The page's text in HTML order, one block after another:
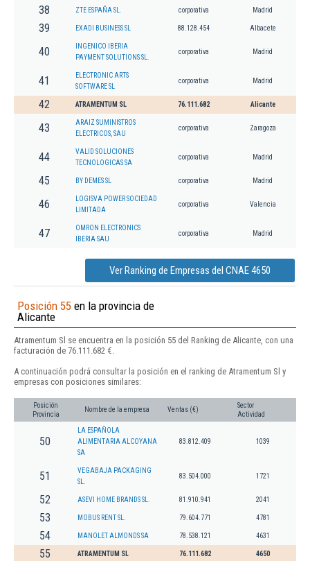
38 ZTE ESPAÑA SL. corporativa Madrid
39 EXADI BUSINESS SL 88.128.454 Albacete
40
INGENICO IBERIA
PAYMENT SOLUTIONS SL.
corporativa Madrid
41
ELECTRONIC ARTS
SOFTWARE SL
corporativa Madrid
42 ATRAMENTUM SL 76.111.682 Alicante
43
ARAIZ SUMINISTROS
ELECTRICOS, SAU
corporativa Zaragoza
44
VALID SOLUCIONES
TECNOLOGICAS SA
corporativa Madrid
45 BY DEMES SL corporativa Madrid
46
LOGISVA POWER SOCIEDAD
LIMITADA
corporativa Valencia
47
OMRON ELECTRONICS
IBERIA SAU
corporativa Madrid
Ver Ranking de Empresas del CNAE 4650
Posición 55 en la provincia de
Alicante
Atramentum Sl se encuentra en la posición 55 del Ranking de Alicante, con una
facturación de 76.111.682 €.
A continuación podrá consultar la posición en el ranking de Atramentum Sl y
empresas con posiciones similares:
Posición
Provincia
Nombre de la empresa Ventas (€)
Sector
Actividad
50
LA ESPAÑOLA
ALIMENTARIA ALCOYANA
SA
83.812.409 1039
51
VEGABAJA PACKAGING
SL.
83.504.000 1721
52 ASEVI HOME BRANDS SL. 81.910.941 2041
53 MOBUS RENT SL. 79.604.771 4781
54 MANOLET ALMONDS SA 78.538.121 4631
55 ATRAMENTUM SL 76.111.682 4650